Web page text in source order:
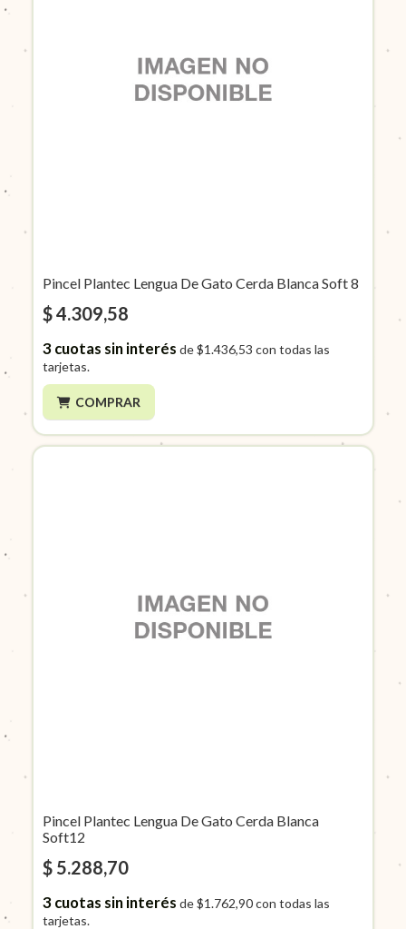
Pincel Plantec Lengua De Gato Cerda Blanca Soft 8
$ 4.309,58
3cuotas sin interés de$1.436,53 con todas las
tarjetas.
COMPRAR
Pincel Plantec Lengua De Gato Cerda Blanca
Soft12
$ 5.288,70
3cuotas sin interés de$1.762,90con todas las
tarjetas.